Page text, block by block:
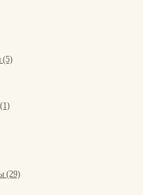
(5)
(29)